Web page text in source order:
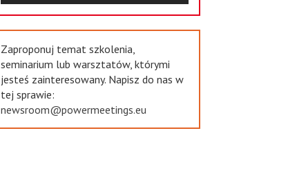
Zaproponuj temat szkolenia,
seminarium lub warsztatów, którymi
jesteś zainteresowany. Napisz do nas w
tej sprawie:
newsroom@powermeetings.eu